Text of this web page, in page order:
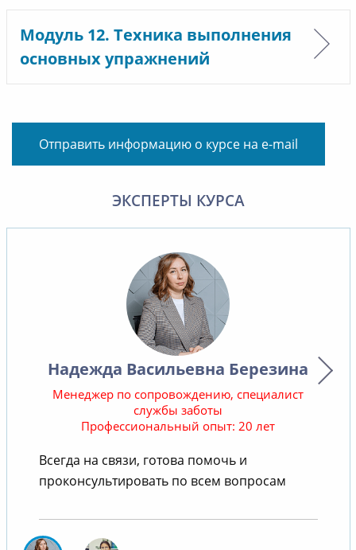
Модуль 12. Техника выполнения
основных упражнений
Отправить информацию о курсе на e-mail
ЭКСПЕРТЫ КУРСА
Надежда Васильевна Березина
Менеджер по сопровождению, специалист
службы заботы
Профессиональный опыт: 20 лет
Всегда на связи, готова помочь и
проконсультировать по всем вопросам